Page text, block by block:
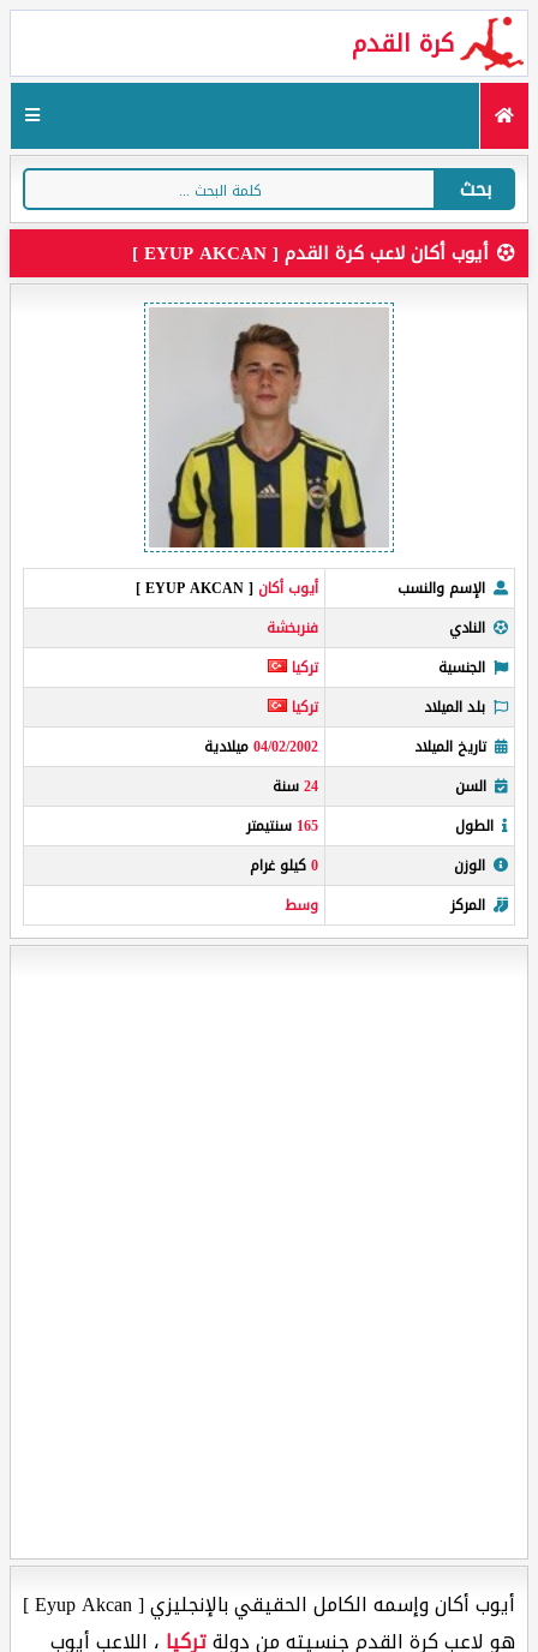
كرة القدم
بحث
أيوب أكان لاعب كرة القدم [ EYUP AKCAN ]
الإسم والنسب أيوب أكان [ EYUP AKCAN ]
النادي
فنربخشة
الجنسية
تركيا
بلد الميلاد
تركيا
تاريخ الميلاد
04/02/2002ميلادية
السن
24سنة
الطول
165 سنتيمتر
الوزن
0كيلو غرام
المركز
وسط
أيوب أكان وإسمه الكامل الحقيقي بالإنجليزي [ Eyup Akcan ]
هو لاعب كرة القدم جنسيته من دولةتركيا ، اللاعب أيوب